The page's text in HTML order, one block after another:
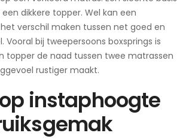
dikkere topper. Wel kan een
verschil maken tussen net goed en
bij tweepersoons boxsprings is
topper de naad tussen twee matrassen
rustiger maakt.
instaphoogte